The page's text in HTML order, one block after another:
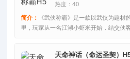
热度：40
简介：
《武侠称霸》是一款以武侠为题材
里，玩家从一名江湖小虾米开始，结交侠
天命神话（命运圣契）